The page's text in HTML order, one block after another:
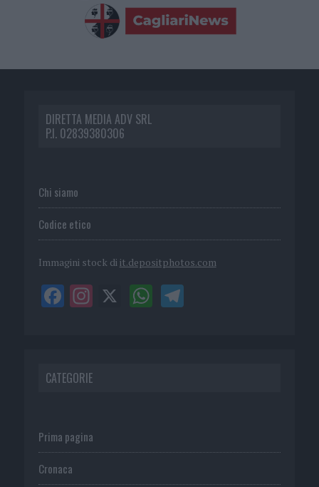
DIRETTA MEDIA ADV SRL
P.I. 02839380306
Chi siamo
Codice etico
Immagini stock di it.depositphotos.com
CATEGORIE
Prima pagina
Cronaca